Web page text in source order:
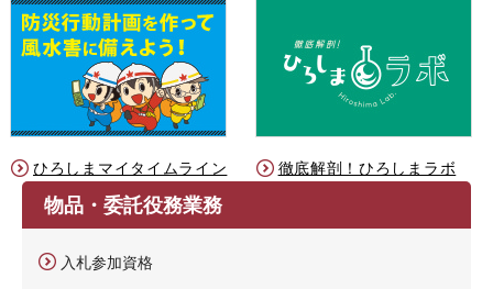
ひろしまマイタイムライン 徹底解剖！ひろしまラボ
物品・委託役務業務
入札参加資格